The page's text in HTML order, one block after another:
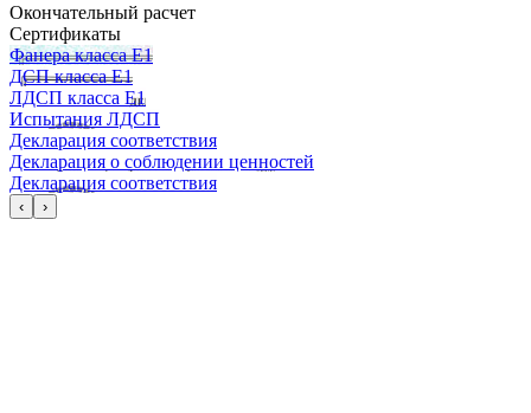
Окончательный расчет
Сертификаты
Фанера класса Е1
ДСП класса Е1
ЛДСП класса Е1
Испытания ЛДСП
Декларация соответствия
Декларация о соблюдении ценностей
Декларация соответствия
‹ ›